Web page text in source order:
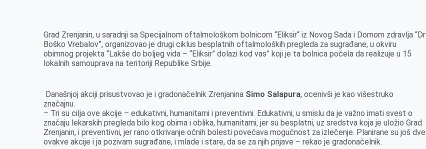
p
p
l
Grad Zrenjanin, u saradnji sa Specijalnom oftalmološkom bolnicom “Eliksir“ iz Novog Sada i Domom zdravlja “Dr
Boško Vrebalov”, organizovao je drugi ciklus besplatnih oftalmoloških pregleda za sugrađane, u okviru
obimnog projekta “Lakše do boljeg vida – “Eliksir” dolazi kod vas” koji je ta bolnica počela da realizuje u 15
lokalnih samouprava na teritoriji Republike Srbije.
Današnjoj akciji prisustvovao je i gradonačelnik Zrenjanina Simo Salapura, ocenivši je kao višestruko
značajnu.
– Tri su cilja ove akcije – edukativni, humanitarni i preventivni. Edukativni, u smislu da je važno imati svest o
značaju lekarskih pregleda bilo kog obima i oblika, humanitarni, jer su besplatni, uz sredstva koja je uložio Grad
Zrenjanin, i preventivni, jer rano otkrivanje očnih bolesti povećava mogućnost za izlečenje. Planirane su još dve
ovakve akcije i ja pozivam sugrađane, i mlade i stare, da se za njih prijave – rekao je gradonačelnik.